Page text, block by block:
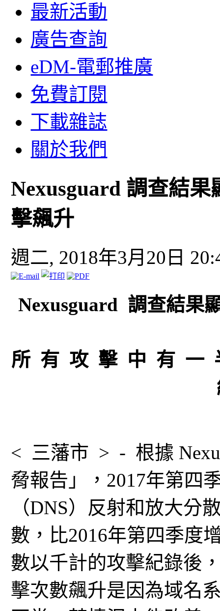
最新活動
廣告查詢
eDM-電郵推廣
免費訂閱
下載雜誌
關於我們
Nexusguard 調查結
擊飆升
週二, 2018年3月20日
Nexusguard 調查結果
所 有 攻 擊 中 有 一
< 三藩市 > - 根據
脅報告」，2017年第四
（DNS）反射和放大分
數，比2016年第四季度
數以千計的攻擊紀錄後
擊次數飆升是因為域名